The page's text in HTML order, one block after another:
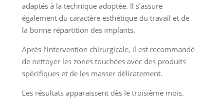
adaptés à la technique adoptée. Il s’assure
également du caractère esthétique du travail et de
la bonne répartition des implants.
Après l’intervention chirurgicale, il est recommandé
de nettoyer les zones touchées avec des produits
spécifiques et de les masser délicatement.
Les résultats apparaissent dès le troisième mois.